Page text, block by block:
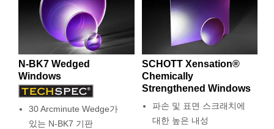
N-BK7 Wedged
Windows
30 Arcminute Wedge가
있는 N-BK7 기판
SCHOTT Xensation®
Chemically
Strengthened Windows
파손 및 표면 스크래치에
대한 높은 내성